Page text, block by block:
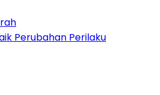
Perubahan Perilaku